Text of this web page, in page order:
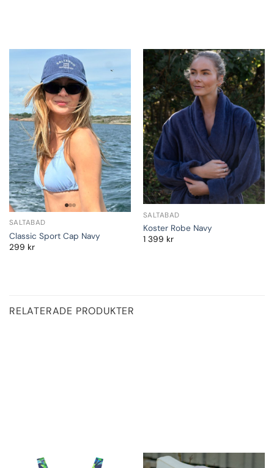
SALTABAD
Classic Sport Cap Navy
299 kr
SALTABAD
Koster Robe Navy
1 399 kr
RELATERADE PRODUKTER